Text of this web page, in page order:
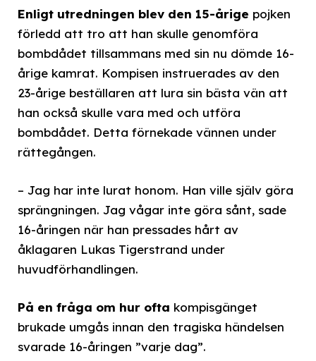
Enligt utredningen blev den 15-årige pojken
förledd att tro att han skulle genomföra
bombdådet tillsammans med sin nu dömde 16-
årige kamrat. Kompisen instruerades av den
23-årige beställaren att lura sin bästa vän att
han också skulle vara med och utföra
bombdådet. Detta förnekade vännen under
rättegången.
– Jag har inte lurat honom. Han ville själv göra
sprängningen. Jag vågar inte göra sånt, sade
16-åringen när han pressades hårt av
åklagaren Lukas Tigerstrand under
huvudförhandlingen.
På en fråga om hur ofta kompisgänget
brukade umgås innan den tragiska händelsen
svarade 16-åringen ”varje dag”.